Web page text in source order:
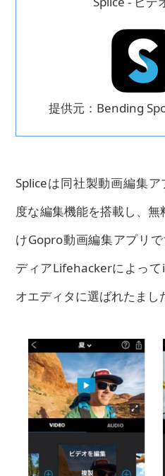
提供元：Bending
Spliceは同社製動画編集
度な編集機能を搭載し、
けGopro動画編集アプリ
ディアLifehackerによっ
オエディタに選ばれたまし